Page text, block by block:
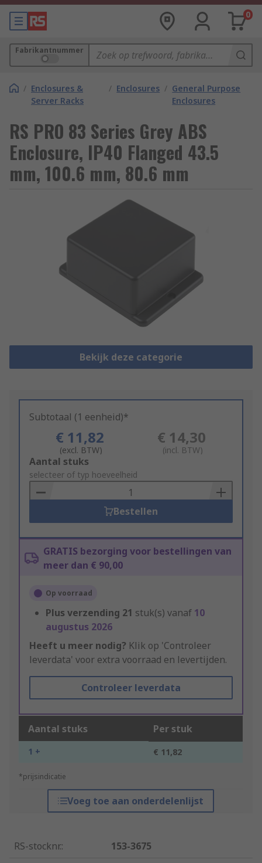
0
Fabrikantnummer
/ Enclosures &
Server Racks
/ Enclosures / General Purpose
Enclosures
RS PRO 83 Series Grey ABS
Enclosure, IP40 Flanged 43.5
mm, 100.6 mm, 80.6 mm
Bekijk deze categorie
Subtotaal (1 eenheid)*
€ 11,82
(excl. BTW)
€ 14,30
(incl. BTW)
Add
to
Basket
Aantal stuks
selecteer of typ hoeveelheid
Bestellen
GRATIS bezorging voor bestellingen van
meer dan € 90,00
Op voorraad
Plus verzending 21 stuk(s) vanaf 10
augustus 2026
Heeft u meer nodig? Klik op 'Controleer
leverdata' voor extra voorraad en levertijden.
Controleer leverdata
Aantal stuks Per stuk
1 + € 11,82
*prijsindicatie
Voeg toe aan onderdelenlijst
RS-stocknr.:
153-3675